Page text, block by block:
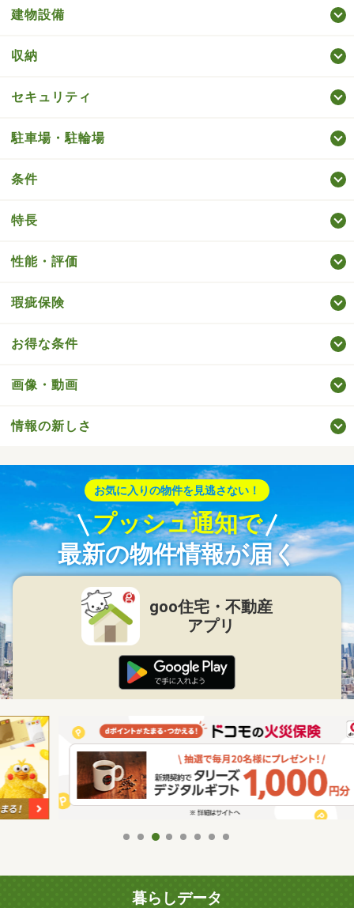
建物設備
収納
セキュリティ
駐車場・駐輪場
条件
特長
性能・評価
瑕疵保険
お得な条件
画像・動画
情報の新しさ
お気に入りの物件を見逃さない！
プッシュ通知で
最新の物件情報が届く
goo住宅・不動産
アプリ
暮らしデータ